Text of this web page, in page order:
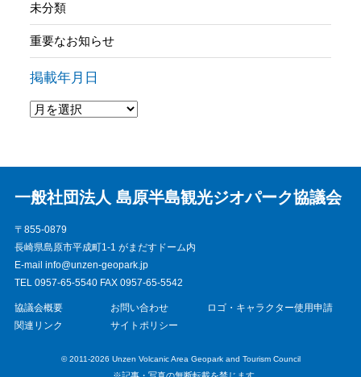
未分類
重要なお知らせ
掲載年月日
協議会概要 お問い合わせ
ロゴ・キャラクター使用申請
関連リンク
サイトポリシー
© 2011-2026 Unzen Volcanic Area Geopark and Tourism Council
一般社団法人 島原半島観光ジオパーク協議会
〒855-0879
長崎県島原市平成町1-1 がまだすドーム内
E-mail info@unzen-geopark.jp
TEL 0957-65-5540 FAX 0957-65-5542